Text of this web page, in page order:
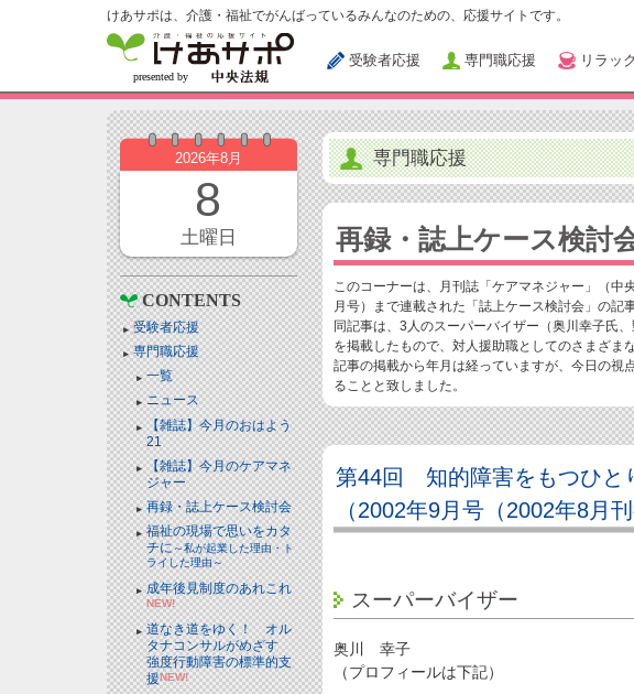
けあサポは、介護・福祉でがんばっているみんなのための、応援サイトです。
受験者応援 専門職応援 リラッ
2026年8月
8
土曜日
CONTENTS
受験者応援
専門職応援
一覧
ニュース
【雑誌】今月のおはよう
21
【雑誌】今月のケアマネ
ジャー
再録・誌上ケース検討会
福祉の現場で思いをカタ
チに～私が起業した理由・ト
ライした理由～
成年後見制度のあれこれ
NEW!
道なき道をゆく！ オル
タナコンサルがめざす
強度行動障害の標準的支
援NEW!
専門職応援
再録・誌上ケース検討
このコーナーは、月刊誌「ケアマネジャー」（
月号）まで連載された「誌上ケース検討会」の記
同記事は、3人のスーパーバイザー（奥川幸子氏
を掲載したもので、対人援助職としてのさまざま
記事の掲載から年月は経っていますが、今日の視
ることと致しました。
第44回 知的障害をもつひと
（2002年9月号（2002年8月刊
スーパーバイザー
奥川 幸子
（プロフィールは下記）